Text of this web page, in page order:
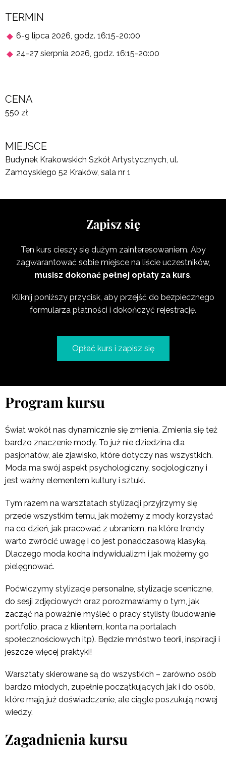
TERMIN
6-9 lipca 2026, godz. 16:15-20:00
24-27 sierpnia 2026, godz. 16:15-20:00
CENA
550 zł
MIEJSCE
Budynek Krakowskich Szkół Artystycznych, ul.
Zamoyskiego 52 Kraków, sala nr 1
Zapisz się
Ten kurs cieszy się dużym zainteresowaniem. Aby
zagwarantować sobie miejsce na liście uczestników,
musisz dokonać pełnej opłaty za kurs.
Kliknij poniższy przycisk, aby przejść do bezpiecznego
formularza płatności i dokończyć rejestrację.
Opłać kurs i zapisz się
Program kursu
Świat wokół nas dynamicznie się zmienia. Zmienia się też
bardzo znaczenie mody. To już nie dziedzina dla
pasjonatów, ale zjawisko, które dotyczy nas wszystkich.
Moda ma swój aspekt psychologiczny, socjologiczny i
jest ważny elementem kultury i sztuki.
Tym razem na warsztatach stylizacji przyjrzymy się
przede wszystkim temu, jak możemy z mody korzystać
na co dzień, jak pracować z ubraniem, na które trendy
warto zwrócić uwagę i co jest ponadczasową klasyką.
Dlaczego moda kocha indywidualizm i jak możemy go
pielęgnować.
Poćwiczymy stylizacje personalne, stylizacje sceniczne,
do sesji zdjęciowych oraz porozmawiamy o tym, jak
zacząć na poważnie myśleć o pracy stylisty (budowanie
portfolio, praca z klientem, konta na portalach
społecznościowych itp). Będzie mnóstwo teorii, inspiracji i
jeszcze więcej praktyki!
Warsztaty skierowane są do wszystkich – zarówno osób
bardzo młodych, zupełnie początkujących jak i do osób,
które mają już doświadczenie, ale ciągle poszukują nowej
wiedzy.
Zagadnienia kursu